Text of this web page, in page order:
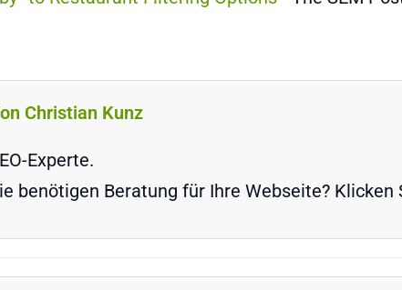
Christian Kunz
Experte.
benötigen Beratung für Ihre Webseite? Klicken